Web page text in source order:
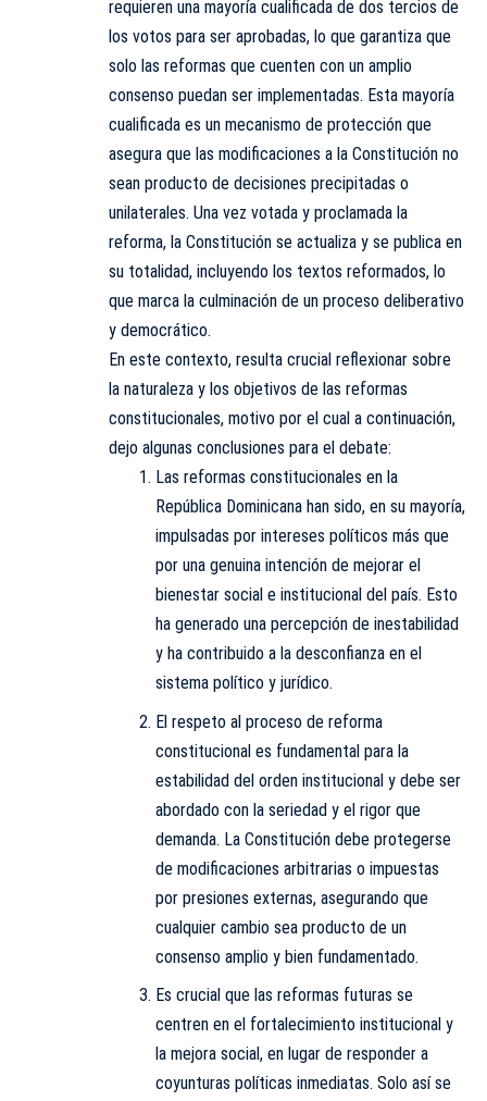
requieren una mayoría cualificada de dos tercios de
los votos para ser aprobadas, lo que garantiza que
solo las reformas que cuenten con un amplio
consenso puedan ser implementadas. Esta mayoría
cualificada es un mecanismo de protección que
asegura que las modificaciones a la Constitución no
sean producto de decisiones precipitadas o
unilaterales. Una vez votada y proclamada la
reforma, la Constitución se actualiza y se publica en
su totalidad, incluyendo los textos reformados, lo
que marca la culminación de un proceso deliberativo
y democrático.
En este contexto, resulta crucial reflexionar sobre
la naturaleza y los objetivos de las reformas
constitucionales, motivo por el cual a continuación,
dejo algunas conclusiones para el debate:
Las reformas constitucionales en la
República Dominicana han sido, en su mayoría,
impulsadas por intereses políticos más que
por una genuina intención de mejorar el
bienestar social e institucional del país. Esto
ha generado una percepción de inestabilidad
y ha contribuido a la desconfianza en el
sistema político y jurídico.
El respeto al proceso de reforma
constitucional es fundamental para la
estabilidad del orden institucional y debe ser
abordado con la seriedad y el rigor que
demanda. La Constitución debe protegerse
de modificaciones arbitrarias o impuestas
por presiones externas, asegurando que
cualquier cambio sea producto de un
consenso amplio y bien fundamentado.
Es crucial que las reformas futuras se
centren en el fortalecimiento institucional y
la mejora social, en lugar de responder a
coyunturas políticas inmediatas. Solo así se